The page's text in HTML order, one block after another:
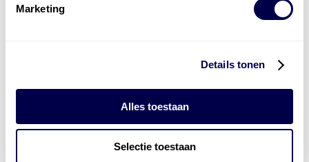
Marketing
Details tonen
Alles toestaan
Selectie toestaan
Beheert 70tankstationsen duizendentank-en